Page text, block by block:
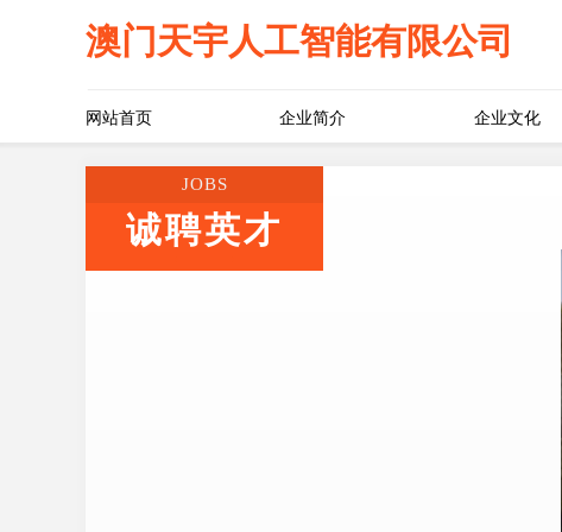
澳门天宇人工智能有限公司
网站首页 企业简介 企业文化
JOBS
诚聘英才